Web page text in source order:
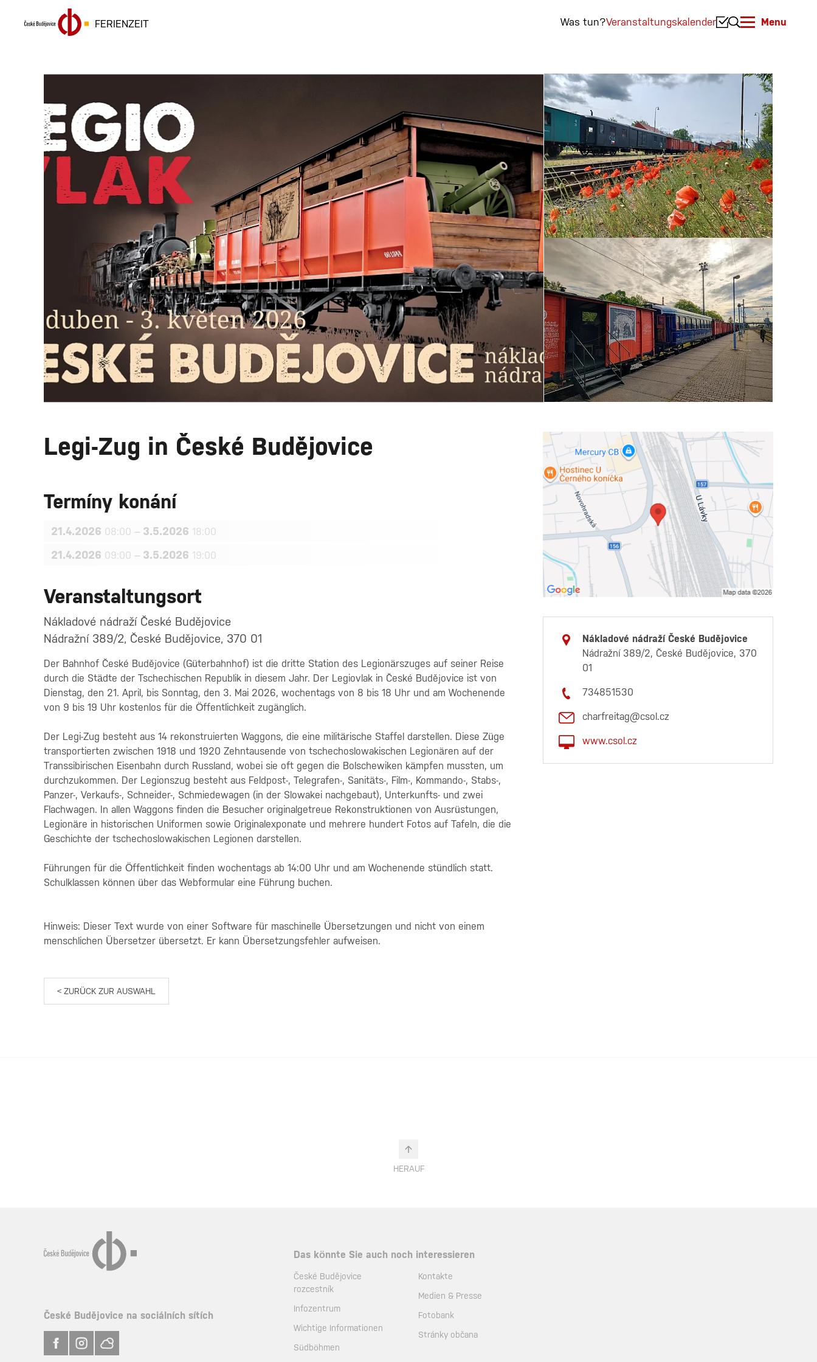
FERIENZEIT Was tun?Veranstaltungskalender Menu
Legi-Zug in České Budějovice
Termíny konání
21.4.2026 08:00 – 3.5.2026 18:00
21.4.2026 09:00 – 3.5.2026 19:00
Veranstaltungsort
Nákladové nádraží České Budějovice
Nádražní 389/2, České Budějovice, 370 01
Der Bahnhof České Budějovice (Güterbahnhof) ist die dritte Station des Legionärszuges auf seiner Reise
durch die Städte der Tschechischen Republik in diesem Jahr. Der Legiovlak in České Budějovice ist von
Dienstag, den 21. April, bis Sonntag, den 3. Mai 2026, wochentags von 8 bis 18 Uhr und am Wochenende
von 9 bis 19 Uhr kostenlos für die Öffentlichkeit zugänglich.
Der Legi-Zug besteht aus 14 rekonstruierten Waggons, die eine militärische Staffel darstellen. Diese Züge
transportierten zwischen 1918 und 1920 Zehntausende von tschechoslowakischen Legionären auf der
Transsibirischen Eisenbahn durch Russland, wobei sie oft gegen die Bolschewiken kämpfen mussten, um
durchzukommen. Der Legionszug besteht aus Feldpost-, Telegrafen-, Sanitäts-, Film-, Kommando-, Stabs-,
Panzer-, Verkaufs-, Schneider-, Schmiedewagen (in der Slowakei nachgebaut), Unterkunfts- und zwei
Flachwagen. In allen Waggons finden die Besucher originalgetreue Rekonstruktionen von Ausrüstungen,
Legionäre in historischen Uniformen sowie Originalexponate und mehrere hundert Fotos auf Tafeln, die die
Geschichte der tschechoslowakischen Legionen darstellen.
Führungen für die Öffentlichkeit finden wochentags ab 14:00 Uhr und am Wochenende stündlich statt.
Schulklassen können über das Webformular eine Führung buchen.
Hinweis: Dieser Text wurde von einer Software für maschinelle Übersetzungen und nicht von einem
menschlichen Übersetzer übersetzt. Er kann Übersetzungsfehler aufweisen.
< ZURÜCK ZUR AUSWAHL
Nákladové nádraží České Budějovice
Nádražní 389/2, České Budějovice, 370
01
734851530
charfreitag@csol.cz
www.csol.cz
HERAUF
České Budějovice na sociálních sítích
Das könnte Sie auch noch interessieren
České Budějovice
rozcestník
Infozentrum
Wichtige Informationen
Südböhmen
Kontakte
Medien & Presse
Fotobank
Stránky občana